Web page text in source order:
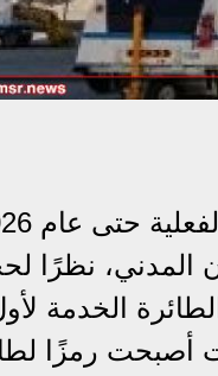
المدني، نظرًا
الخدمة
2005، ومنذ ذلك الوقت أصبحت